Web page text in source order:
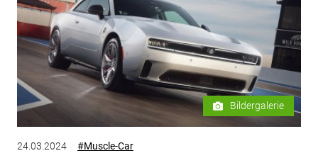
Bildergalerie
24.03.2024 #Muscle-Car